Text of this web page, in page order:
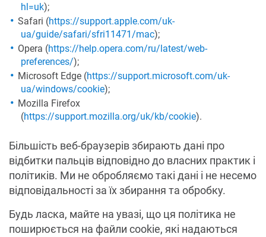
hl=uk);
Safari (https://support.apple.com/uk-
ua/guide/safari/sfri11471/mac);
Opera (https://help.opera.com/ru/latest/web-
preferences/);
Microsoft Edge (https://support.microsoft.com/uk-
ua/windows/cookie);
Mozilla Firefox
(https://support.mozilla.org/uk/kb/cookie).
Більшість веб-браузерів збирають дані про
відбитки пальців відповідно до власних практик і
політиків. Ми не обробляємо такі дані і не несемо
відповідальності за їх збирання та обробку.
Будь ласка, майте на увазі, що ця політика не
поширюється на файли cookie, які надаються